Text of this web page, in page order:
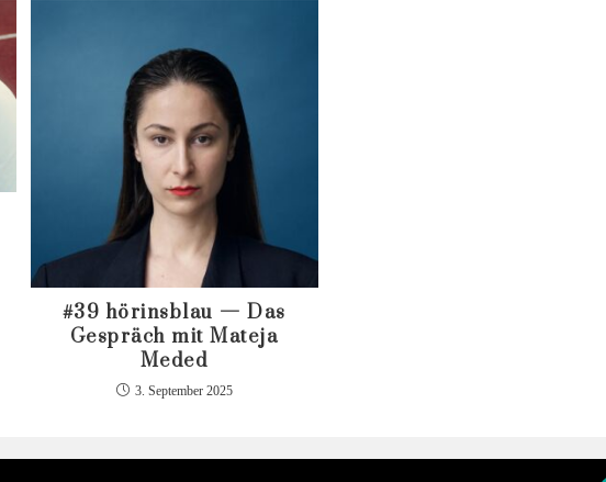
#39 hörinsblau — Das
Gespräch mit Mateja
Meded
3. September 2025